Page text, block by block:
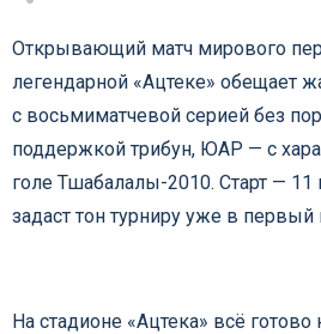
Открывающий матч мирового
легендарной «Ацтеке» обещает
с восьмиматчевой серией без
поддержкой трибун, ЮАР — с
голе Тшабалалы-2010. Старт — 11
задаст тон турниру уже в первый
На стадионе «Ацтека» всё